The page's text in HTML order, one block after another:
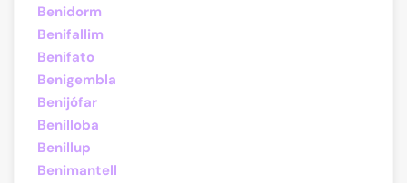
Benidorm
Benifallim
Benifato
Benigembla
Benijófar
Benilloba
Benillup
Benimantell